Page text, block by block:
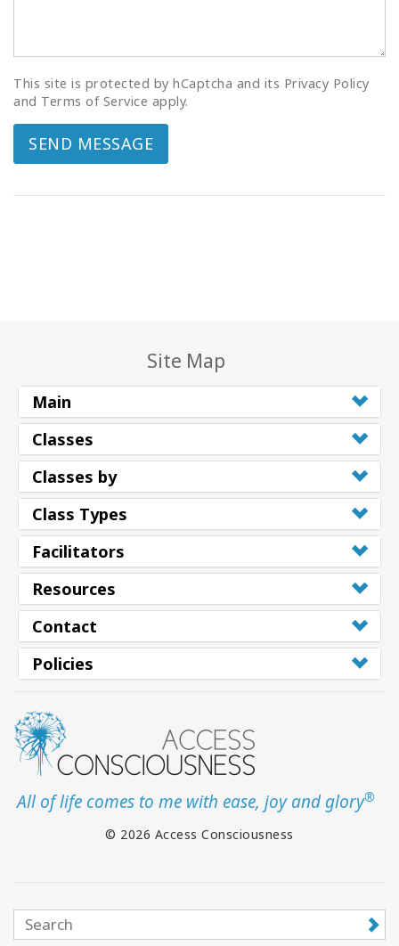
This site is protected by hCaptcha and its Privacy Policy
and Terms of Service apply.
SEND MESSAGE
Site Map
Main
Classes
Classes by
Class Types
Facilitators
Resources
Contact
Policies
All of life comes to me with ease, joy and glory®
© 2026 Access Consciousness